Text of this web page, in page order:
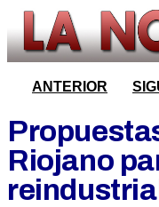
ANTERIOR
Riojano